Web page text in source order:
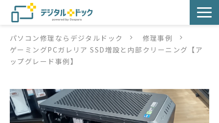
パソコン修理
サービス
サービス提供方法
パソコン修理ならデジタルドック
修理事例
ゲーミングPCガレリア SSD増設と内部クリーニング【ア
ップグレード事例】